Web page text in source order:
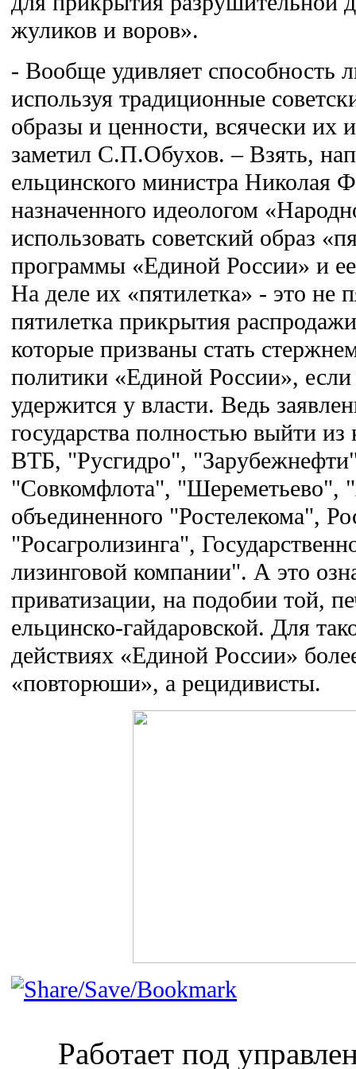
жуликов и воров».
- Вообще удивляет способность
используя традиционные
образы и ценности, всячески их
заметил С.П.Обухов. – Взять,
ельцинского министра Николая
назначенного идеологом
использовать советский образ
программы «Единой России» и
На деле их «пятилетка» - это не
пятилетка прикрытия
которые призваны стать
политики «Единой России», если
удержится у власти. Ведь
государства полностью выйти
ВТБ, "Русгидро",
"Совкомфлота", "Шереметьево",
объединенного "Ростелекома",
"Росагролизинга",
лизинговой компании". А это
приватизации, на подобии той,
ельцинско-гайдаровской. Для
действиях «Единой России»
«повторюши», а рецидивисты.
Работает под